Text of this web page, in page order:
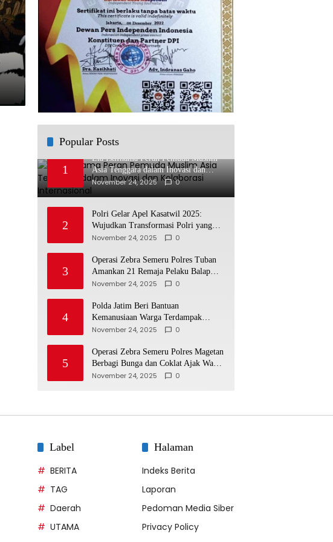
Popular Posts
1
Lia Istifhama Peran Pemuda Muslim
Asia Tenggara dalam Inovasi dan
Kolaborasi Internasional
November 24, 2025 0
2
Polri Gelar Apel Kasatwil 2025:
Wujudkan Transformasi Polri yang
Profesional untuk Masyarakat
November 24, 2025 0
3
Operasi Zebra Semeru Polres Tuban
Amankan 21 Remaja Pelaku Balap
Liar
November 24, 2025 0
4
Polda Jatim Beri Bantuan
Kemanusiaan Warga Terdampak
Erupsi Gunung Semeru
November 24, 2025 0
5
Operasi Zebra Semeru Polres Magetan
Berbagi Bunga dan Coklat Ajak Warga
Tertib Lalin
November 24, 2025 0
Label
BERITA
TAG
Daerah
UTAMA
Halaman
Indeks Berita
Laporan
Pedoman Media Siber
Privacy Policy